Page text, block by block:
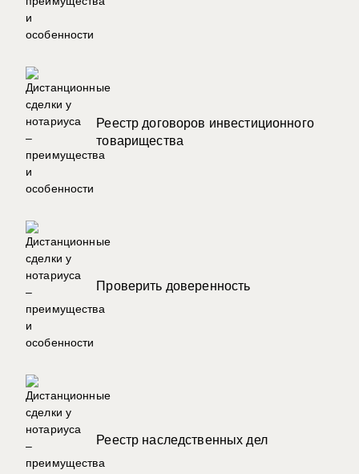
Реестр договоров инвестиционного
товарищества
Проверить доверенность
Реестр наследственных дел